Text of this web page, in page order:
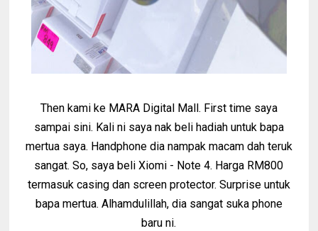
Then kami ke MARA Digital Mall. First time saya
sampai sini. Kali ni saya nak beli hadiah untuk bapa
mertua saya. Handphone dia nampak macam dah teruk
sangat. So, saya beli Xiomi - Note 4. Harga RM800
termasuk casing dan screen protector. Surprise untuk
bapa mertua. Alhamdulillah, dia sangat suka phone
baru ni.